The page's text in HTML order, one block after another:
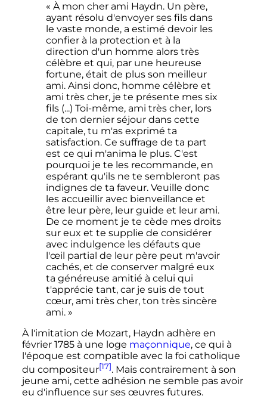
« À mon cher ami Haydn. Un père,
ayant résolu d'envoyer ses fils dans
le vaste monde, a estimé devoir les
confier à la protection et à la
direction d'un homme alors très
célèbre et qui, par une heureuse
fortune, était de plus son meilleur
ami. Ainsi donc, homme célèbre et
ami très cher, je te présente mes six
fils (...) Toi-même, ami très cher, lors
de ton dernier séjour dans cette
capitale, tu m'as exprimé ta
satisfaction. Ce suffrage de ta part
est ce qui m'anima le plus. C'est
pourquoi je te les recommande, en
espérant qu'ils ne te sembleront pas
indignes de ta faveur. Veuille donc
les accueillir avec bienveillance et
être leur père, leur guide et leur ami.
De ce moment je te cède mes droits
sur eux et te supplie de considérer
avec indulgence les défauts que
l'œil partial de leur père peut m'avoir
cachés, et de conserver malgré eux
ta généreuse amitié à celui qui
t'apprécie tant, car je suis de tout
cœur, ami très cher, ton très sincère
ami. »
À l'imitation de Mozart, Haydn adhère en
février 1785à une loge maçonnique, ce qui à
l'époque est compatible avec la foi catholique
du compositeur[17]. Mais contrairement à son
jeune ami, cette adhésion ne semble pas avoir
eu d'influence sur ses œuvres futures.